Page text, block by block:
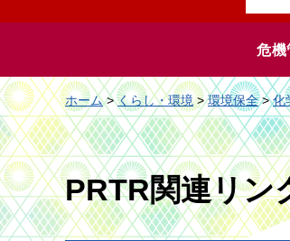
危機
ホーム>くらし・環境>環境保全>化
PRTR関連リン